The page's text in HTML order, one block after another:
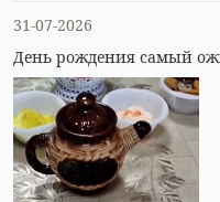
31-07-2026
День рождения самый